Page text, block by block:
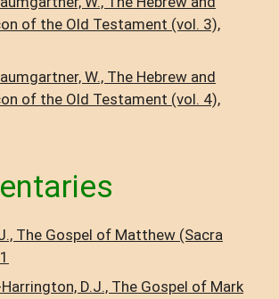
of the Old Testament (vol. 3),
W., The Hebrew and
of the Old Testament (vol. 4),
The Gospel of Matthew (Sacra
Harrington, D.J., The Gospel of Mark